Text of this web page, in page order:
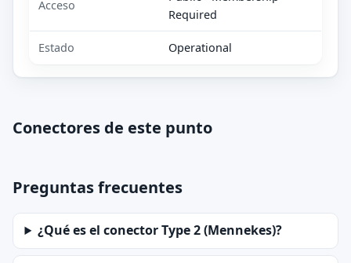
Acceso
Required
Estado Operational
Conectores de este punto
Preguntas frecuentes
¿Qué es el conector Type 2 (Mennekes)?